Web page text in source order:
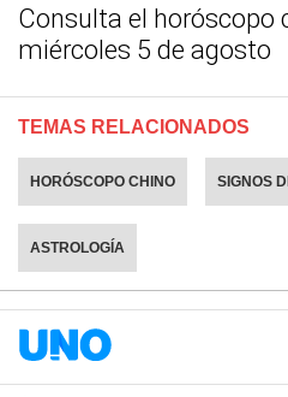
Consulta el horóscopo
miércoles 5 de agosto
TEMAS RELACIONADOS
HORÓSCOPO CHINO SIGNOS
ASTROLOGÍA